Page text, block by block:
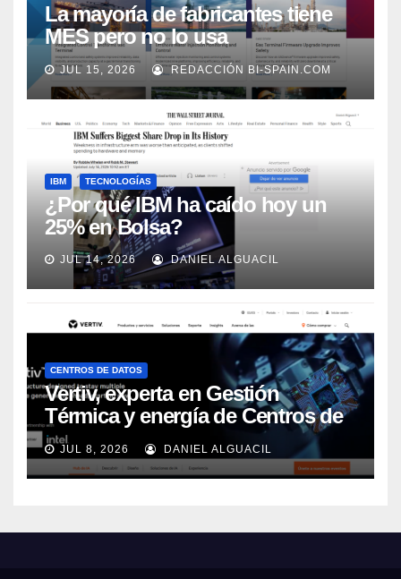
La mayoría de fabricantes tiene
MES pero no lo usa
adecuadamente, según Rockwell
Automation
JUL 15, 2026 REDACCIÓN BI-SPAIN.COM
IBM TECNOLOGÍAS
¿Por qué IBM ha caído hoy un
25% en Bolsa?
JUL 14, 2026 DANIEL ALGUACIL
CENTROS DE DATOS
Vertiv, experta en Gestión
Térmica y energía de Centros de
Datos, sigue su crecimiento
imparable
JUL 8, 2026 DANIEL ALGUACIL